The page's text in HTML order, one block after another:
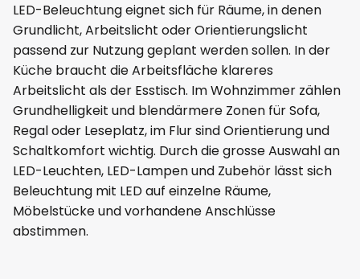
LED-Beleuchtung eignet sich für Räume, in denen
Grundlicht, Arbeitslicht oder Orientierungslicht
passend zur Nutzung geplant werden sollen. In der
Küche braucht die Arbeitsfläche klareres
Arbeitslicht als der Esstisch. Im Wohnzimmer zählen
Grundhelligkeit und blendärmere Zonen für Sofa,
Regal oder Leseplatz, im Flur sind Orientierung und
Schaltkomfort wichtig. Durch die grosse Auswahl an
LED-Leuchten, LED-Lampen und Zubehör lässt sich
Beleuchtung mit LED auf einzelne Räume,
Möbelstücke und vorhandene Anschlüsse
abstimmen.